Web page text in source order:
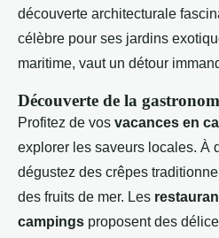
découverte architecturale
célèbre pour ses jardins
maritime, vaut un détour
Découverte de la
Profitez de vos vacances en
explorer les saveurs locales. À
dégustez des crêpes
des fruits de mer. Les
campings proposent des